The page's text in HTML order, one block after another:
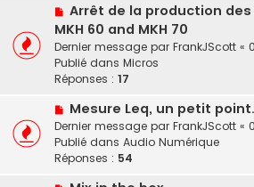
s
g
e
a
u
m
e
s
a
g
e
N
o
u
v
e
a
u
m
e
s
s
Arrêt de la production des
MKH 60 and MKH 70
Dernier message par FrankJScott «
Publié dans Micros
Réponses : 17
N
o
u
v
Mesure Leq, un petit
Dernier message par FrankJScott «
Publié dans Audio Numérique
Réponses : 54